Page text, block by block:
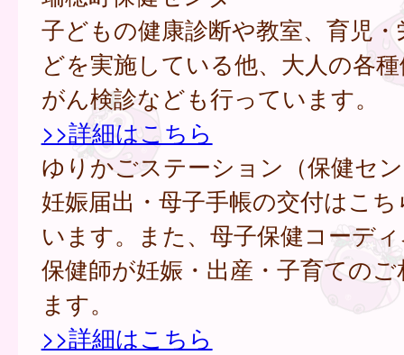
子どもの健康診断や教室、育児
どを実施している他、大人の各
がん検診なども行っています。
>>詳細はこちら
ゆりかごステーション（保健セ
妊娠届出・母子手帳の交付はこ
います。また、母子保健コーデ
保健師が妊娠・出産・子育ての
ます。
>>詳細はこちら